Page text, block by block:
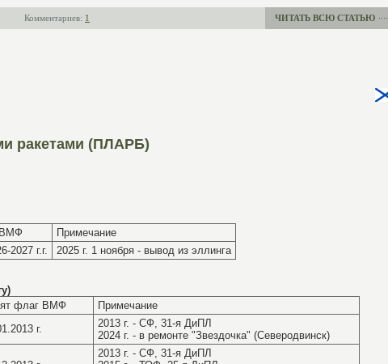
Комментариев: 1 ЧИТАТЬ ВСЮ СТАТЬЮ
ракетами (ПЛАРБ)
ВМФ
Примечание
2027 г.г.
2025 г. 1 ноября - вывод из эллинга
флаг ВМФ
Примечание
г.
2013 г. - СФ, 31-я ДиПЛ
2024 г. - в ремонте "Звездочка" (Северодвинск)
2013 г. - СФ, 31-я ДиПЛ